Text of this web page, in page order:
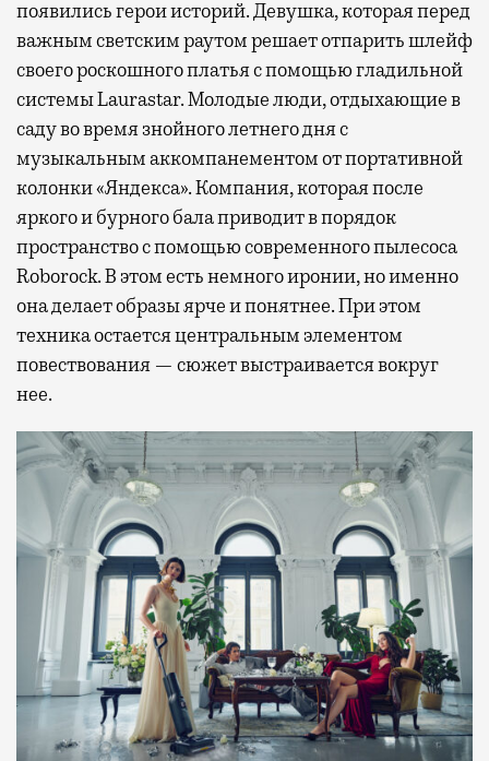
появились герои историй. Девушка, которая перед
важным светским раутом решает отпарить шлейф
своего роскошного платья с помощью гладильной
системы Laurastar. Молодые люди, отдыхающие в
саду во время знойного летнего дня с
музыкальным аккомпанементом от портативной
колонки «Яндекса». Компания, которая после
яркого и бурного бала приводит в порядок
пространство с помощью современного пылесоса
Roborock. В этом есть немного иронии, но именно
она делает образы ярче и понятнее. При этом
техника остается центральным элементом
повествования — сюжет выстраивается вокруг
нее.